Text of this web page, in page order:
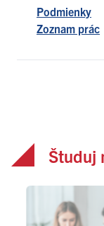
Podmienky
Zoznam prác
Študuj